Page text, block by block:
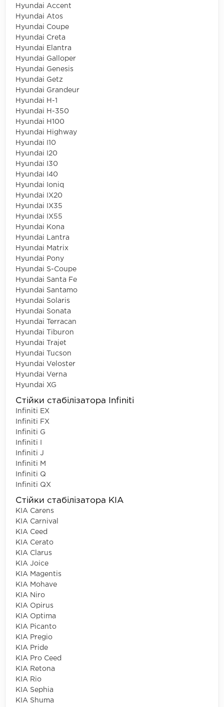
Hyundai Accent
Hyundai Atos
Hyundai Coupe
Hyundai Creta
Hyundai Elantra
Hyundai Galloper
Hyundai Genesis
Hyundai Getz
Hyundai Grandeur
Hyundai H-1
Hyundai H-350
Hyundai H100
Hyundai Highway
Hyundai I10
Hyundai I20
Hyundai I30
Hyundai I40
Hyundai Ioniq
Hyundai IX20
Hyundai IX35
Hyundai IX55
Hyundai Kona
Hyundai Lantra
Hyundai Matrix
Hyundai Pony
Hyundai S-Coupe
Hyundai Santa Fe
Hyundai Santamo
Hyundai Solaris
Hyundai Sonata
Hyundai Terracan
Hyundai Tiburon
Hyundai Trajet
Hyundai Tucson
Hyundai Veloster
Hyundai Verna
Hyundai XG
Стійки стабілізатора Infiniti
Infiniti EX
Infiniti FX
Infiniti G
Infiniti I
Infiniti J
Infiniti M
Infiniti Q
Infiniti QX
Стійки стабілізатора KIA
KIA Carens
KIA Carnival
KIA Ceed
KIA Cerato
KIA Clarus
KIA Joice
KIA Magentis
KIA Mohave
KIA Niro
KIA Opirus
KIA Optima
KIA Picanto
KIA Pregio
KIA Pride
KIA Pro Ceed
KIA Retona
KIA Rio
KIA Sephia
KIA Shuma